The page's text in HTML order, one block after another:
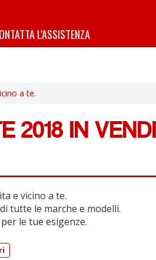
L'ASSISTENZA
a te.
2018 IN
e vicino a te.
tutte le marche e modelli.
le tue esigenze.